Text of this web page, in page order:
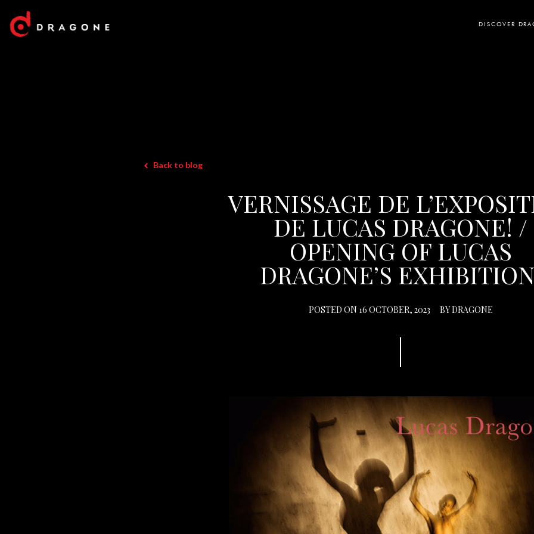
DISCOVER
Back to blog
VERNISSAGE DE
DE LUCAS DRAGONE! /
OPENING OF LUCAS
DRAGONE’S
POSTED ON 16 OCTOBER, 2023 BYDRAGONE